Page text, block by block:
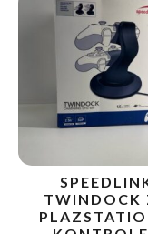
TWINDOCK